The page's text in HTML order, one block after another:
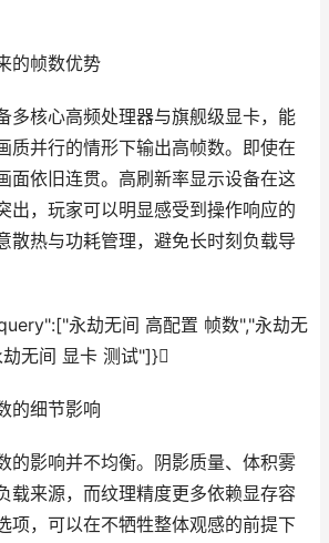
的帧数优势
多核心高频处理器与旗舰级显卡，能
质并行的情形下输出高帧数。即使在
面依旧连贯。高刷新率显示设备在这
出，玩家可以明显感受到操作响应的
散热与功耗管理，避免长时刻负载导
永劫无间 高配置 帧数","永劫无
无间 显卡 测试"]}
的细节影响
的影响并不均衡。阴影质量、体积雾
载来源，而纹理精度更多依赖显存容
项，可以在不牺牲整体观感的前提下